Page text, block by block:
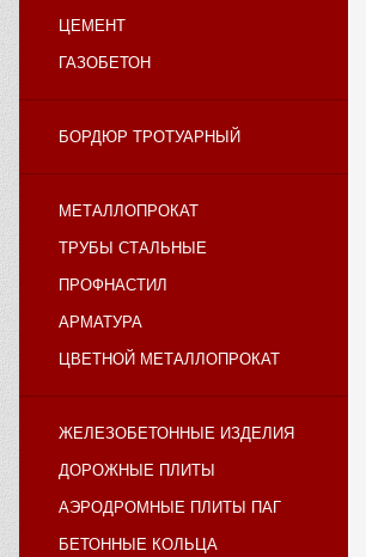
ЦЕМЕНТ
ГАЗОБЕТОН
БОРДЮР ТРОТУАРНЫЙ
МЕТАЛЛОПРОКАТ
ТРУБЫ СТАЛЬНЫЕ
ПРОФНАСТИЛ
АРМАТУРА
ЦВЕТНОЙ МЕТАЛЛОПРОКАТ
ЖЕЛЕЗОБЕТОННЫЕ ИЗДЕЛИЯ
ДОРОЖНЫЕ ПЛИТЫ
АЭРОДРОМНЫЕ ПЛИТЫ ПАГ
БЕТОННЫЕ КОЛЬЦА